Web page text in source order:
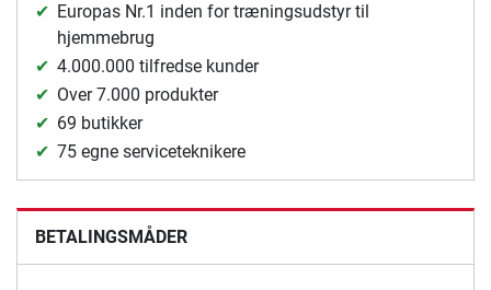
Europas Nr.1 inden for træningsudstyr til
hjemmebrug
4.000.000 tilfredse kunder
Over 7.000 produkter
69 butikker
75 egne serviceteknikere
BETALINGSMÅDER